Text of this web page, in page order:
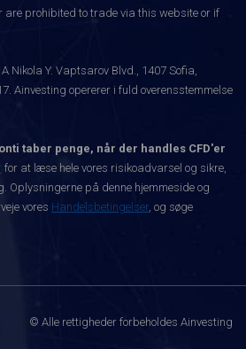
are prohibited to trade via this website or if
Nikola Y. Vaptsarov Blvd., 1407 Sofia,
Ainvesting opererer i fuld overensstemmelse
taber penge, når der handles CFD'er
for at læse hele vores risikoadvarsel og sikre,
på denne hjemmeside og
vores Handelsbetingelser, og søge
© Alle rettigheder forbeholdes Ainvesting